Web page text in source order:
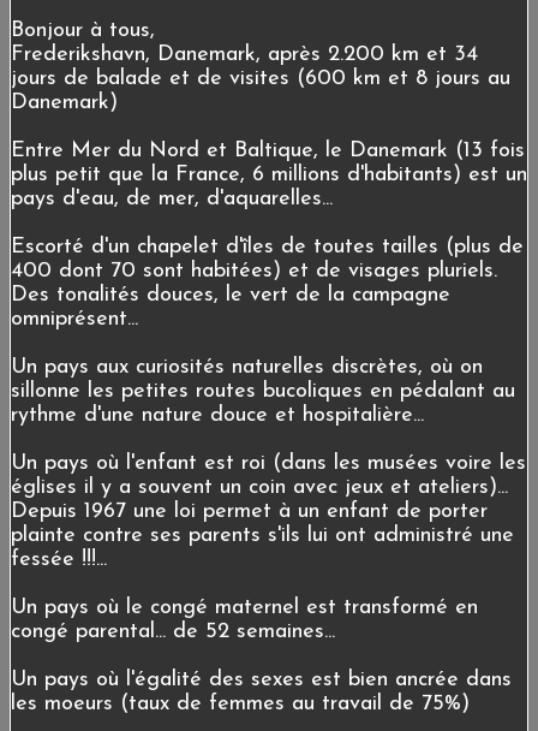
Bonjour à tous,
Frederikshavn, Danemark, après 2.200 km et 34
jours de balade et de visites (600 km et 8 jours au
Danemark)
Entre Mer du Nord et Baltique, le Danemark (13 fois
plus petit que la France, 6 millions d'habitants) est un
pays d'eau, de mer, d'aquarelles...
Escorté d'un chapelet d'îles de toutes tailles (plus de
400 dont 70 sont habitées) et de visages pluriels.
Des tonalités douces, le vert de la campagne
omniprésent...
Un pays aux curiosités naturelles discrètes, où on
sillonne les petites routes bucoliques en pédalant au
rythme d'une nature douce et hospitalière...
Un pays où l'enfant est roi (dans les musées voire les
églises il y a souvent un coin avec jeux et ateliers)...
Depuis 1967 une loi permet à un enfant de porter
plainte contre ses parents s'ils lui ont administré une
fessée !!!...
Un pays où le congé maternel est transformé en
congé parental... de 52 semaines...
Un pays où l'égalité des sexes est bien ancrée dans
les moeurs (taux de femmes au travail de 75%)